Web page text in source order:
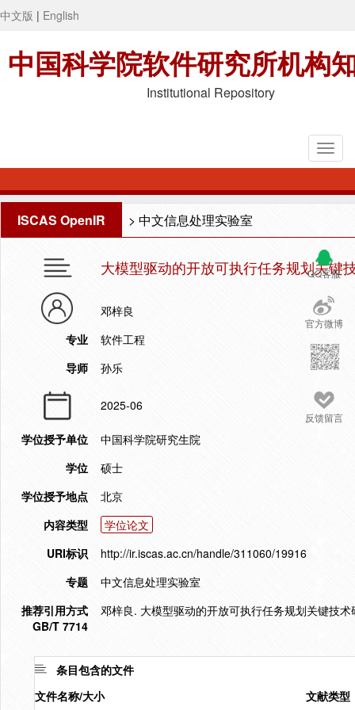
中文版 | English
中国科学院软件研究所机构
Institutional Repository
ISCAS OpenIR > 中文信息处理实验室
QQ客服
官方微博
反馈留言
大模型驱动的开放可执行任务规划关键
邓梓良
专业
软件工程
导师
孙乐
2025-06
学位授予单位
中国科学院研究生院
学位
硕士
学位授予地点
北京
内容类型
学位论文
URI标识
http://ir.iscas.ac.cn/handle/311060/19916
专题
中文信息处理实验室
推荐引用方式
GB/T 7714
邓梓良. 大模型驱动的开放可执行任务规划关键技
条目包含的文件
文件名称/大小
文献类型